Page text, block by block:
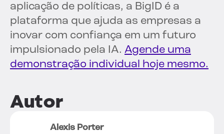
aplicação de políticas, a BigID é a
plataforma que ajuda as empresas a
inovar com confiança em um futuro
impulsionado pela IA. Agende uma
demonstração individual hoje mesmo.
Autor
Alexis Porter